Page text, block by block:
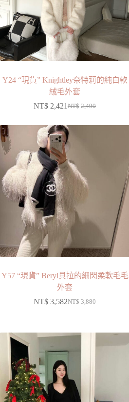
Y24 “現貨” Knightley奈特莉的純白軟
絨毛外套
NT$ 2,490
NT$ 2,421
Y57 “現貨” Beryl貝拉的細閃柔軟毛毛
外套
NT$ 3,880
NT$ 3,582